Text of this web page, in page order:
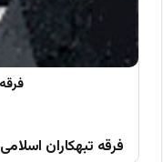
فرقه تبهکاران اسلامی